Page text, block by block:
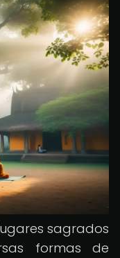
sagrados
formas de